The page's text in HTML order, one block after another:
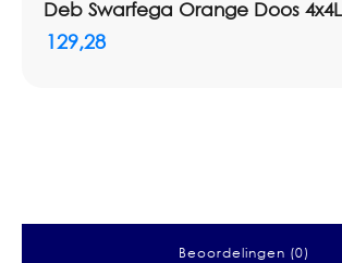
Deb Swarfega Orange Doos 4x4L
129,28
Beoordelingen (0)